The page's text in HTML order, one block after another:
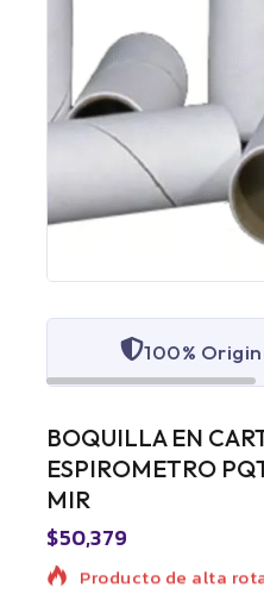
100%
BOQUILLA EN
ESPIROMETRO
MIR
$50,379
Producto de alta